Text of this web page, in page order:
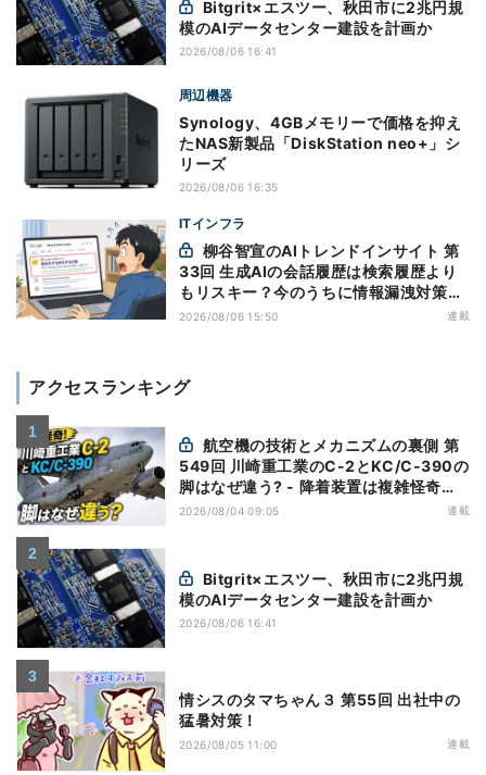
模のAIデータセンター建設を計画か
2026/08/06 16:41
周辺機器
Synology、4GBメモリーで価格を抑え
たNAS新製品「DiskStation neo+」シ
リーズ
2026/08/06 16:35
ITインフラ
33回 生成AIの会話履歴は検索履歴より
もリスキー？今のうちに情報漏洩対策を
万全にしておこう
2026/08/06 15:50 連載
アクセスランキング
549回 川崎重工業のC-2とKC/C-390の
脚はなぜ違う? - 降着装置は複雑怪奇
(5)|軍用輸送機(10)
2026/08/04 09:05 連載
模のAIデータセンター建設を計画か
2026/08/06 16:41
情シスのタマちゃん３ 第55回 出社中の
猛暑対策！
2026/08/05 11:00 連載